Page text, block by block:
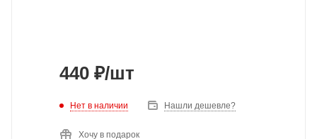
440 ₽/шт
Нет в наличии Нашли дешевле?
Хочу в подарок